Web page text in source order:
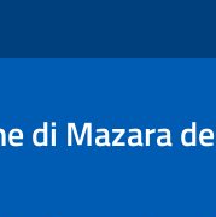
di Mazara